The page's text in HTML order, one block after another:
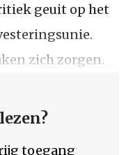
geuit op het
zich zorgen.
toegang